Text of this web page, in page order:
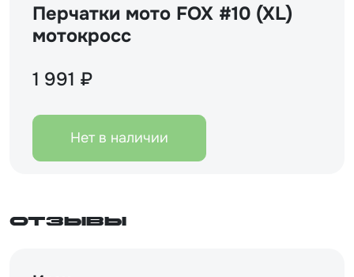
Перчатки мото FOX #10 (XL)
мотокросс
1 991 ₽
Нет в наличии
Отзывы